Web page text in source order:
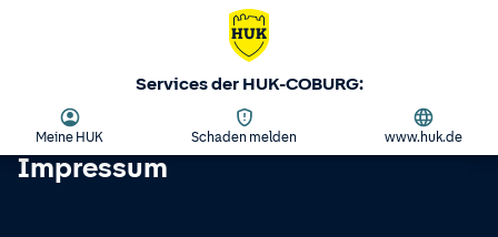
Services der HUK-COBURG:
Meine HUK Schaden melden www.huk.de
Impressum